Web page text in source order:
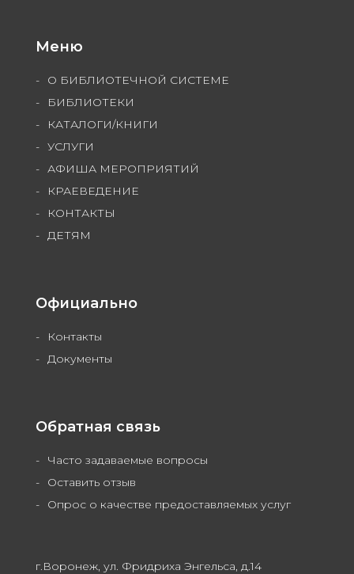
Меню
О БИБЛИОТЕЧНОЙ СИСТЕМЕ
БИБЛИОТЕКИ
КАТАЛОГИ/КНИГИ
УСЛУГИ
АФИША МЕРОПРИЯТИЙ
КРАЕВЕДЕНИЕ
КОНТАКТЫ
ДЕТЯМ
Официально
Контакты
Документы
Обратная связь
Часто задаваемые вопросы
Оставить отзыв
Опрос о качестве предоставляемых услуг
г.Воронеж, ул. Фридриха Энгельса, д.14